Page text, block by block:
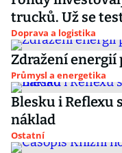
trucků. Už se
Doprava a logistika
Zdražení
Průmysl a energetika
Blesku i Reflexu
náklad
Ostatní